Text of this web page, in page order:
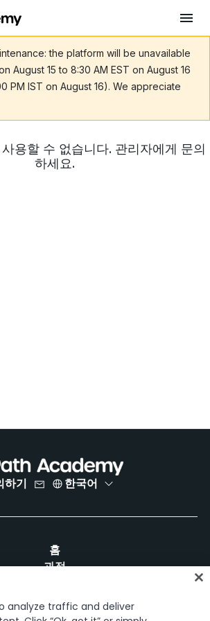
the platform will be unavailable
August 15 to 8:30 AM EST on August 16
PM IST on August 16). We appreciate
용할 수 없습니다. 관리자에게 문의
하세요.
하기 한국어
홈
과정
경력 경로
인증
analyze traffic and deliver